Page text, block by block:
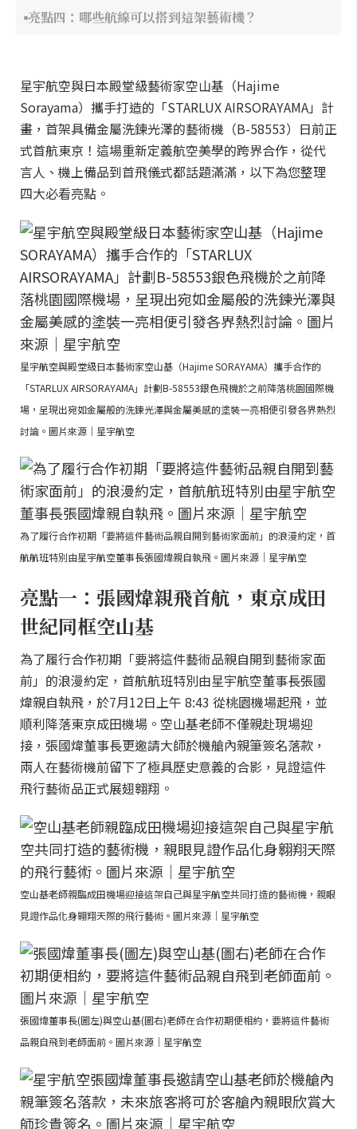
亮點四：哪些航線可以搭到這架藝術機？
星宇航空與日本殿堂級藝術家空山基（Hajime
Sorayama）攜手打造的「STARLUX AIRSORAYAMA」計
畫，首架具備金屬洗鍊光澤的藝術機（B-58553）日前正
式首航東京！這場重新定義航空美學的跨界合作，從代
言人、機上備品到首飛儀式都話題滿滿，以下為您整理
四大必看亮點。
星宇航空與殿堂級日本藝術家空山基（Hajime SORAYAMA）攜手合作的
「STARLUX AIRSORAYAMA」計劃B-58553銀色飛機於之前降落桃園國際機
場，呈現出宛如金屬般的洗鍊光澤與金屬美感的塗裝一亮相便引發各界熱烈
討論。圖片來源｜星宇航空
為了履行合作初期「要將這件藝術品親自開到藝術家面前」的浪漫約定，首
航航班特別由星宇航空董事長張國煒親自執飛。圖片來源｜星宇航空
亮點一：張國煒親飛首航，東京成田
世紀同框空山基
為了履行合作初期「要將這件藝術品親自開到藝術家面
前」的浪漫約定，首航航班特別由星宇航空董事長張國
煒親自執飛，於7月12日上午 8:43 從桃園機場起飛，並
順利降落東京成田機場。空山基老師不僅親赴現場迎
接，張國煒董事長更邀請大師於機艙內親筆簽名落款，
兩人在藝術機前留下了極具歷史意義的合影，見證這件
飛行藝術品正式展翅翱翔。
空山基老師親臨成田機場迎接這架自己與星宇航空共同打造的藝術機，親眼
見證作品化身翱翔天際的飛行藝術。圖片來源｜星宇航空
張國煒董事長(圖左)與空山基(圖右)老師在合作初期便相約，要將這件藝術
品親自飛到老師面前。圖片來源｜星宇航空